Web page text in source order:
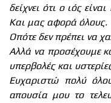
δείχνει ότι ο ιός
Και μας αφορά όλους.
Οπότε δεν πρέπει να
Αλλά να προσέχουμε
υπερβολές και
Ευχαριστώ πολύ
απουσία μου το